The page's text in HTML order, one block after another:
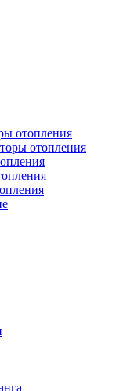
отопления
отопления